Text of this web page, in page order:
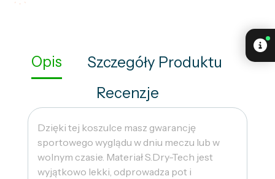
Opis
Szczegóły Produktu
Recenzje
Dzięki tej koszulce masz gwarancję
sportowego wyglądu w dniu meczu lub w
wolnym czasie. Materiał S.Dry-Tech jest
wyjątkowo lekki, odprowadza pot i